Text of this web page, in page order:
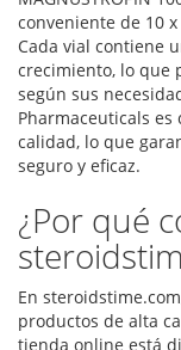
conveniente de 10
Cada vial contiene
crecimiento, lo que
según sus
Pharmaceuticals
calidad, lo que
seguro y eficaz.
¿Por qué
En
productos de alta
tienda online está